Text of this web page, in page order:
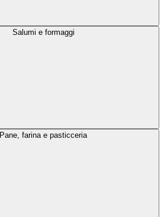
Salumi e formaggi
Pane, farina e pasticceria